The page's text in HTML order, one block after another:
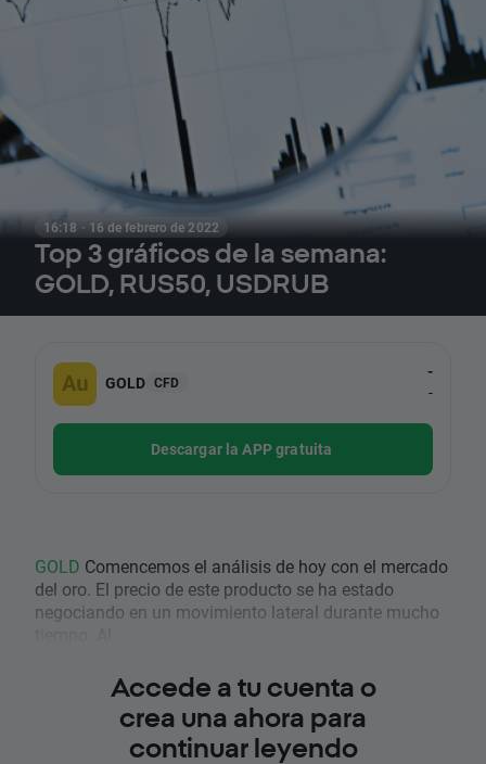
16:18 · 16 de febrero de 2022
Top 3 gráficos de la semana:
GOLD, RUS50, USDRUB
GOLD CFD
-
-
Descargar la APP gratuita
GOLD Comencemos el análisis de hoy con el mercado
del oro. El precio de este producto se ha estado
negociando en un movimiento lateral durante mucho
Accede a tu cuenta o
crea una ahora para
continuar leyendo